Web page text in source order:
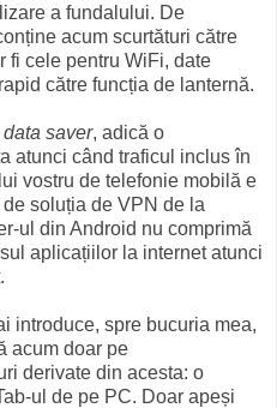
a fundalului. De
acum scurtături către
fi cele pentru WiFi, date
către funcția de lanternă.
data saver, adică o
atunci când traficul inclus în
vostru de telefonie mobilă e
soluția de VPN de la
ul din Android nu comprimă
aplicațiilor la internet atunci
introduce, spre bucuria mea,
acum doar pe
derivate din acesta: o
ul de pe PC. Doar apeși